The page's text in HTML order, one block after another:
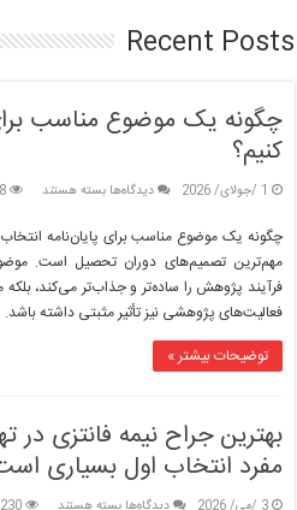
Recent Posts
چگونه یک موضوع مناسب
کنیم؟
1 /جولای/ 2026 دیدگاه‌هابرای
یک
موضوع
مناسب
برای
پایان‌نامه
بسته هستند
چگونه یک موضوع مناسب برای پایان‌نامه
مهم‌ترین تصمیم‌های دوران تحصیل است.
فرآیند پژوهش را ساده‌تر و جذاب‌تر می‌کند،
فعالیت‌های پژوهشی نیز تأثیر مثبتی داشته
توضیحات بیشتر »
بهترین جراح نیمه فانتزی در
مفرد انتخاب اول بسیاری
برای